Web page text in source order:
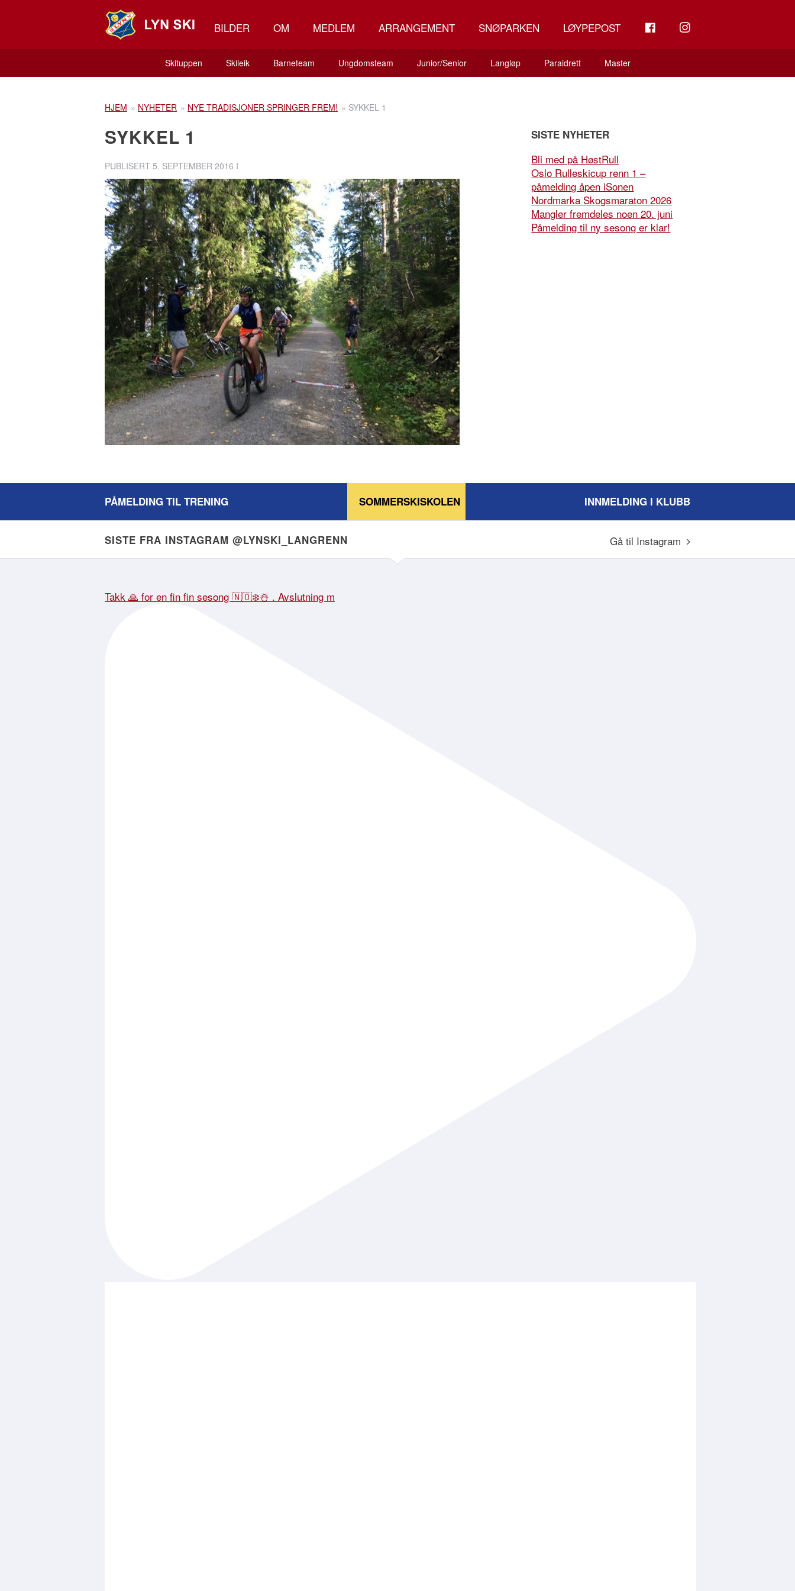
BILDER OM MEDLEM ARRANGEMENT SNØPARKEN LØYPEPOST INSTAGRAM
Skituppen Skileik Barneteam Ungdomsteam Junior/Senior Langløp Paraidrett Master
HJEM » NYHETER » NYE TRADISJONER SPRINGER FREM! » SYKKEL 1
SYKKEL 1
PUBLISERT 5. SEPTEMBER 2016 I
SISTE NYHETER
Bli med på HøstRull
Oslo Rulleskicup renn 1 –
påmelding åpen iSonen
Nordmarka Skogsmaraton 2026
Mangler fremdeles noen 20. juni
Påmelding til ny sesong er klar!
PÅMELDING TIL TRENING INNMELDING I KLUBB
SOMMERSKISKOLEN
SISTE FRA INSTAGRAM @LYNSKI_LANGRENN Gå til Instagram
Takk 🙏 for en fin fin sesong 🇳🇴❄️☃️ . Avslutning m